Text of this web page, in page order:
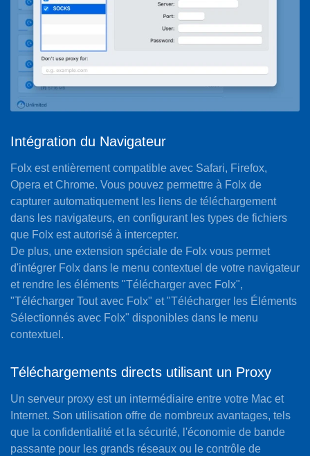
Intégration du Navigateur
Folx est entièrement compatible avec Safari, Firefox,
Opera et Chrome. Vous pouvez permettre à Folx de
capturer automatiquement les liens de téléchargement
dans les navigateurs, en configurant les types de fichiers
que Folx est autorisé à intercepter.
De plus, une extension spéciale de Folx vous permet
d'intégrer Folx dans le menu contextuel de votre navigateur
et rendre les éléments "Télécharger avec Folx",
"Télécharger Tout avec Folx" et "Télécharger les Éléments
Sélectionnés avec Folx" disponibles dans le menu
contextuel.
Téléchargements directs utilisant un Proxy
Un serveur proxy est un intermédiaire entre votre Mac et
Internet. Son utilisation offre de nombreux avantages, tels
que la confidentialité et la sécurité, l'économie de bande
passante pour les grands réseaux ou le contrôle de